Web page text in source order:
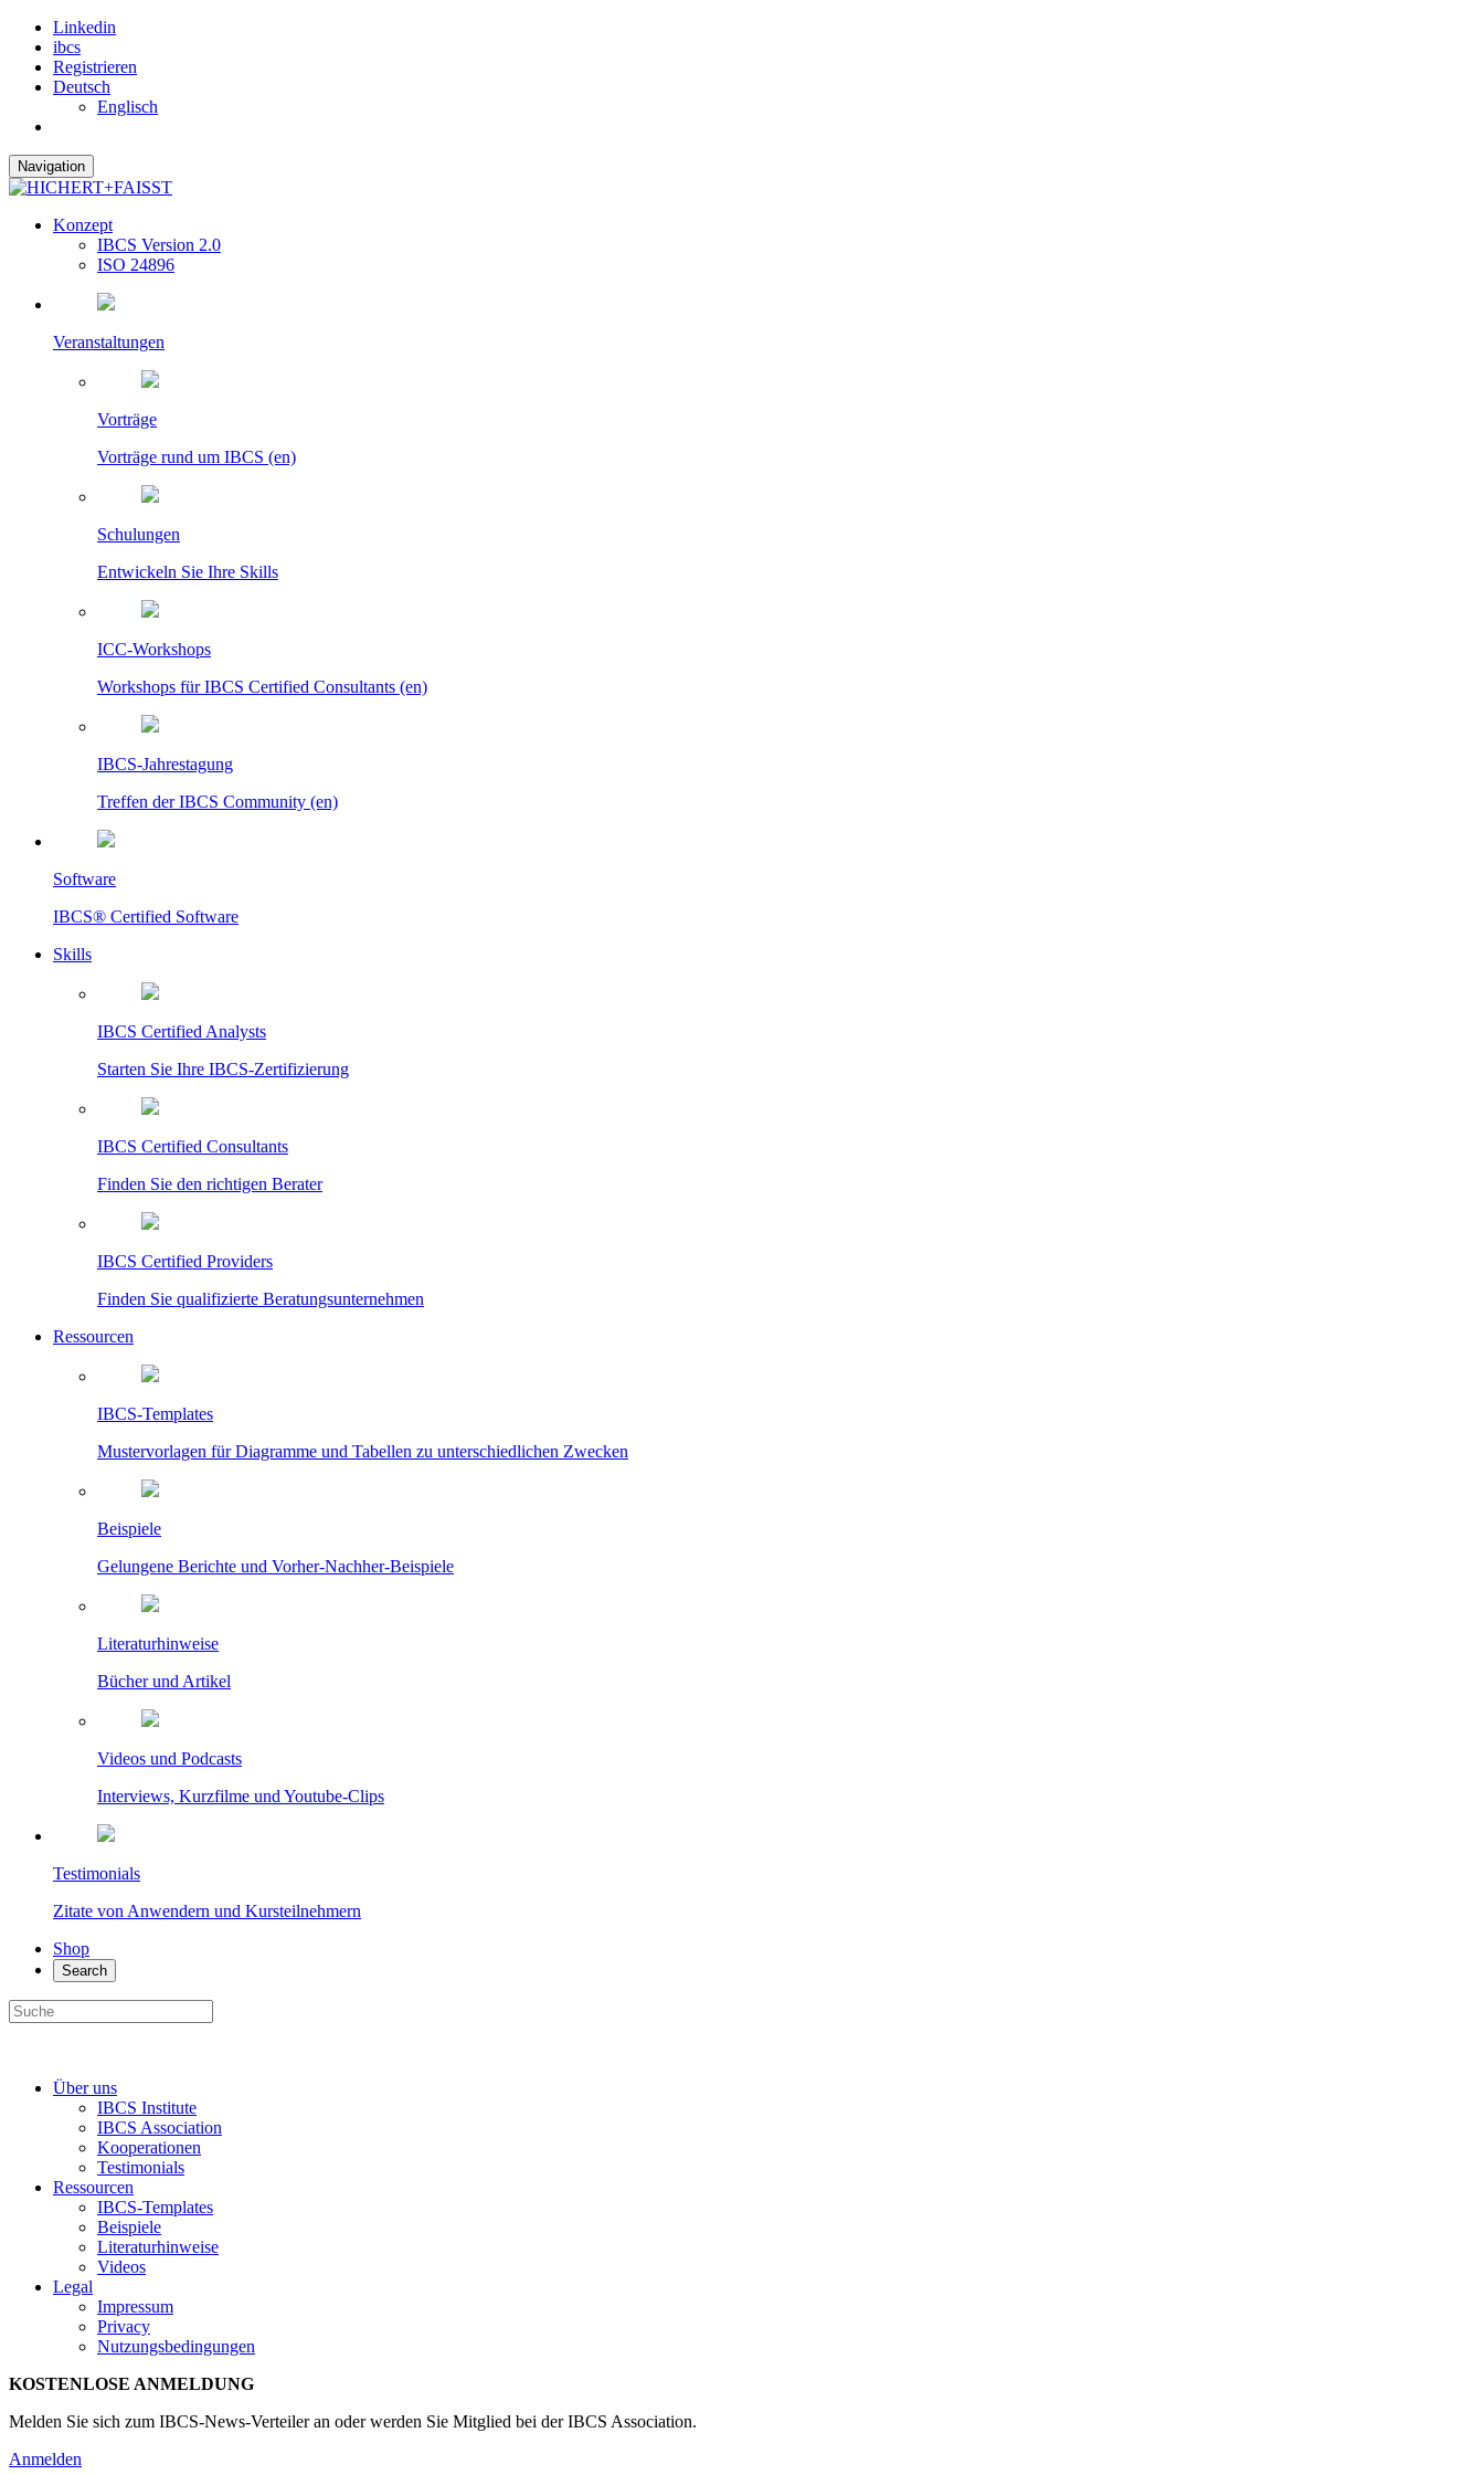
Linkedin
ibcs
Registrieren
Deutsch
Englisch
Navigation
Konzept
IBCS Version 2.0
ISO 24896
Veranstaltungen
Vorträge
Vorträge rund um IBCS (en)
Schulungen
Entwickeln Sie Ihre Skills
ICC-Workshops
Workshops für IBCS Certified Consultants (en)
IBCS-Jahrestagung
Treffen der IBCS Community (en)
Software
IBCS® Certified Software
Skills
IBCS Certified Analysts
Starten Sie Ihre IBCS-Zertifizierung
IBCS Certified Consultants
Finden Sie den richtigen Berater
IBCS Certified Providers
Finden Sie qualifizierte Beratungsunternehmen
Ressourcen
IBCS-Templates
Mustervorlagen für Diagramme und Tabellen zu unterschiedlichen Zwecken
Beispiele
Gelungene Berichte und Vorher-Nachher-Beispiele
Literaturhinweise
Bücher und Artikel
Videos und Podcasts
Interviews, Kurzfilme und Youtube-Clips
Testimonials
Zitate von Anwendern und Kursteilnehmern
Shop
Search
Über uns
IBCS Institute
IBCS Association
Kooperationen
Testimonials
Ressourcen
IBCS-Templates
Beispiele
Literaturhinweise
Videos
Legal
Impressum
Privacy
Nutzungsbedingungen
KOSTENLOSE ANMELDUNG
Melden Sie sich zum IBCS-News-Verteiler an oder werden Sie Mitglied bei der IBCS Association.
Anmelden